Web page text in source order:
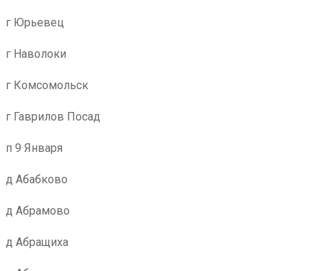
г Юрьевец
г Наволоки
г Комсомольск
г Гаврилов Посад
п 9 Января
д Абабково
д Абрамово
д Абращиха